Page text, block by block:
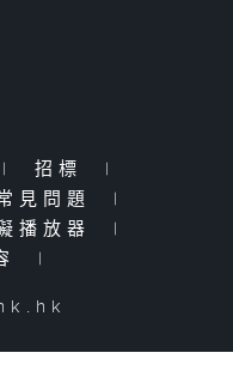
| 招標
|
見問題
|
播放器
|
|